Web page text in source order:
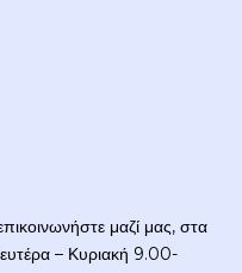
μαζί μας, στα
– Κυριακή 9.00-